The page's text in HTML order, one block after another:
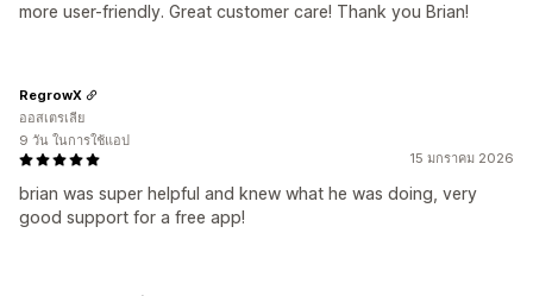
more user-friendly. Great customer care! Thank you Brian!
15 มกราคม 2026
brian was super helpful and knew what he was doing, very
good support for a free app!
RegrowX
ออสเตรเลีย
9 วัน ในการใช้แอป